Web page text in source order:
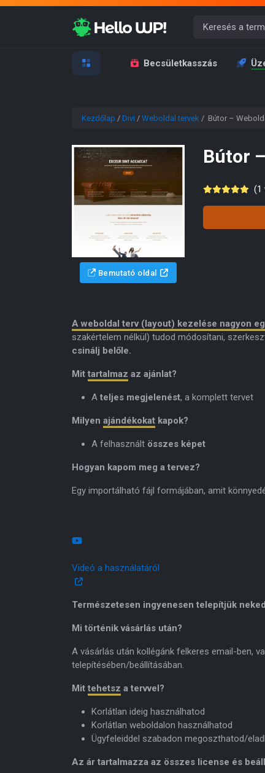
Becsületkasszás
Kezdőlap / Divi / Weboldal tervek / Bútor –
Bemutató oldal
Bútor
(1
A weboldal terv (layout) kezelése nagyon
szakértelem nélkül) tudod módosítani,
csinálj belőle.
Mit tartalmaz az ajánlat?
A teljes megjelenést, a komplett tervet
Milyen ajándékokat kapok?
A felhasznált összes képet
Hogyan kapom meg a tervez?
Egy importálható fájl formájában, amit
Videó a használatáról
Természetesen ingyenesen telepítjük
Mi történik vásárlás után?
A vásárlás után kollégánk felkeres email-ben,
telepítésében/beállításában.
Mit tehetsz a tervvel?
Korlátlan ideig használhatod
Korlátlan weboldalon használhatod
Ügyfeleiddel szabadon megoszthatod/
Az ár tartalmazza az összes license és